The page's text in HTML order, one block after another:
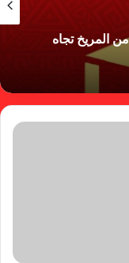
المريخ تجاه